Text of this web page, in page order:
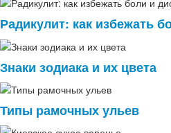
Радикулит: как избежать
Знаки зодиака и их цвета
Типы рамочных ульев